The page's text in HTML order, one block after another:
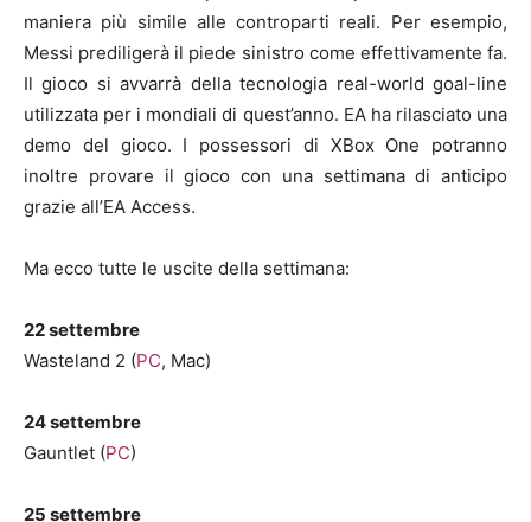
maniera più simile alle controparti reali. Per esempio,
Messi prediligerà il piede sinistro come effettivamente fa.
Il gioco si avvarrà della tecnologia real-world goal-line
utilizzata per i mondiali di quest’anno. EA ha rilasciato una
demo del gioco. I possessori di XBox One potranno
inoltre provare il gioco con una settimana di anticipo
grazie all’EA Access.
Ma ecco tutte le uscite della settimana:
22 settembre
Wasteland 2 (PC, Mac)
24 settembre
Gauntlet (PC)
25 settembre